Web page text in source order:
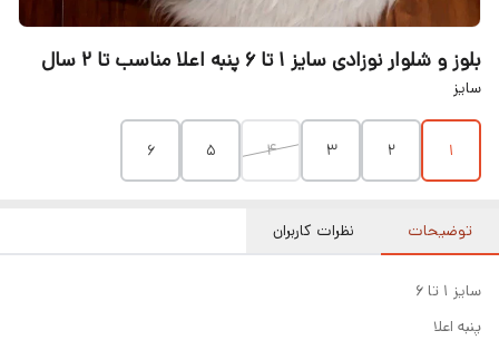
بلوز و شلوار نوزادی سایز ۱ تا ۶ پنبه اعلا مناسب تا ۲ سال
سایز
1
2
3
4
5
6
توضیحات نظرات کاربران
سایز ۱ تا ۶
پنبه اعلا